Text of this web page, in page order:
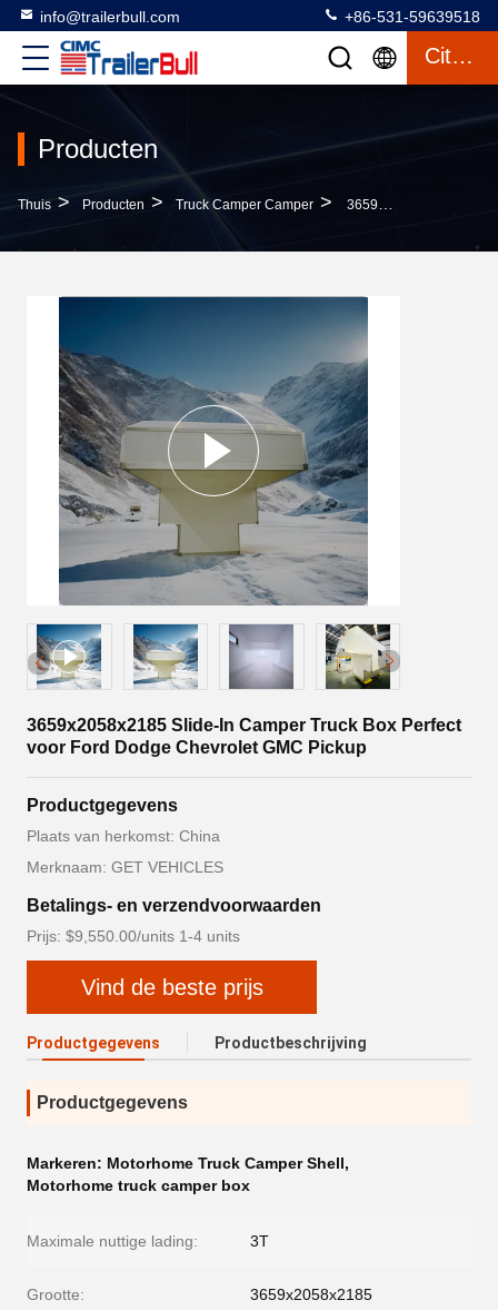
info@trailerbull.com +86-531-59639518
Citaat
Producten
Thuis > Producten > Truck Camper Camper > 3659x2058x2185 Slide-In Camper Truck Box Perfect Voor Ford Dodge Chevrolet GMC Pickup
3659x2058x2185 Slide-In Camper Truck Box Perfect
voor Ford Dodge Chevrolet GMC Pickup
Productgegevens
Plaats van herkomst: China
Merknaam: GET VEHICLES
Betalings- en verzendvoorwaarden
Prijs: $9,550.00/units 1-4 units
Vind de beste prijs
Productgegevens Productbeschrijving
Productgegevens
Markeren: Motorhome Truck Camper Shell,
Motorhome truck camper box
Maximale nuttige lading: 3T
Grootte: 3659x2058x2185